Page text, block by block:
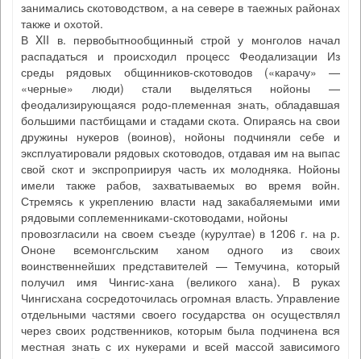
занимались скотоводством, а на севере в таежных районах
также и охотой.
В XII в. первобытнообщинный строй у монголов начал
распадаться и происходил процесс Феодализации Из
среды рядовых общинников-скотоводов («карачу» —
«черные» люди) стали выделяться нойоны —
феодализирующаяся родо-племенная знать, обладавшая
большими пастбищами и стадами скота. Опираясь на свои
дружины нукеров (воинов), нойоны подчиняли себе и
эксплуатировали рядовых скотоводов, отдавая им на выпас
свой скот и экспроприируя часть их молодняка. Нойоны
имели также рабов, захватываемых во время войн.
Стремясь к укреплению власти над закабаляемыми ими
рядовыми соплеменниками-скотоводами, нойоны
провозгласили на своем съезде (курултае) в 1206 г. на р.
Ононе всемонгсльским ханом одного из своих
воинственнейших представителей — Темучина, который
получил имя Чингис-хана (великого хана). В руках
Чингисхана сосредоточилась огромная власть. Управление
отдельными частями своего государства он осуществлял
через своих родственников, которым была подчинена вся
местная знать с их нукерами и всей массой зависимого